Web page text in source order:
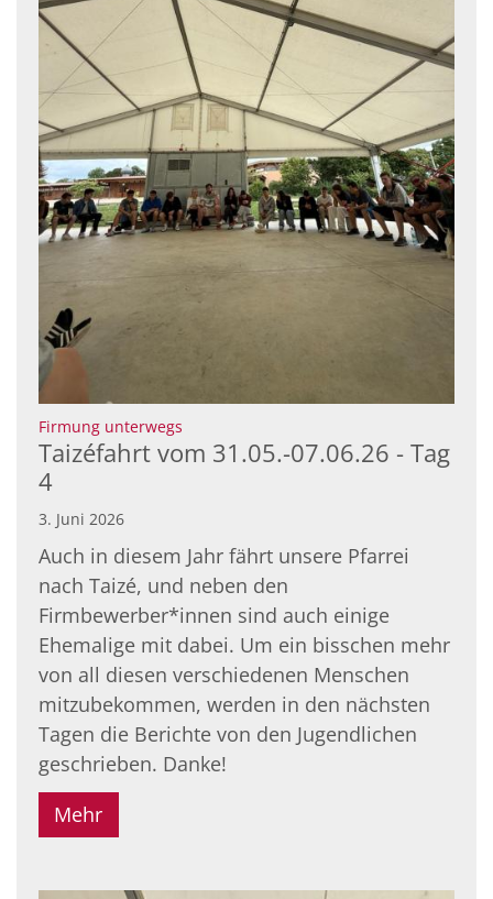
Firmung unterwegs
Taizéfahrt vom 31.05.-07.06.26 - Tag
4
3. Juni 2026
Auch in diesem Jahr fährt unsere Pfarrei
nach Taizé, und neben den
Firmbewerber*innen sind auch einige
Ehemalige mit dabei. Um ein bisschen mehr
von all diesen verschiedenen Menschen
mitzubekommen, werden in den nächsten
Tagen die Berichte von den Jugendlichen
geschrieben. Danke!
Mehr